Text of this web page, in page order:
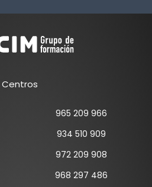
Centros
965 209 966
934 510 909
972 209 908
968 297 486